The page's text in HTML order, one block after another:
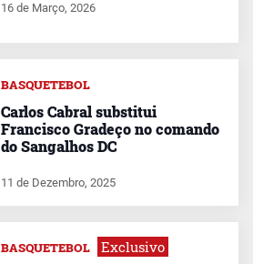
16 de Março, 2026
BASQUETEBOL
Carlos Cabral substitui
Francisco Gradeço no comando
do Sangalhos DC
11 de Dezembro, 2025
BASQUETEBOL Exclusivo